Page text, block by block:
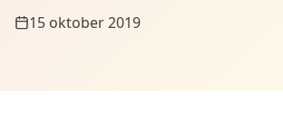
15 oktober 2019